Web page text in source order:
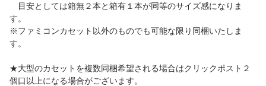
目安としては箱無２本と箱有１本が同等のサイズ感になりま
す。
※ファミコンカセット以外のものでも可能な限り同梱いたしま
す。
★大型のカセットを複数同梱希望される場合はクリックポスト２
個口以上になる場合がございます。